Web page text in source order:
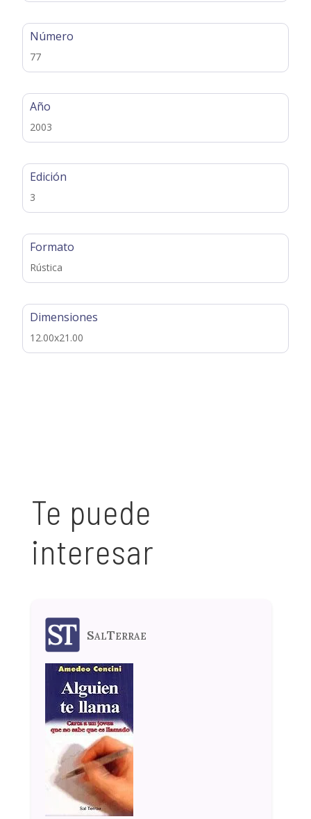
Número
77
Año
2003
Edición
3
Formato
Rústica
Dimensiones
12.00x21.00
Te puede
interesar
SalTerrae